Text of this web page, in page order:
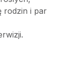
rodzin i par